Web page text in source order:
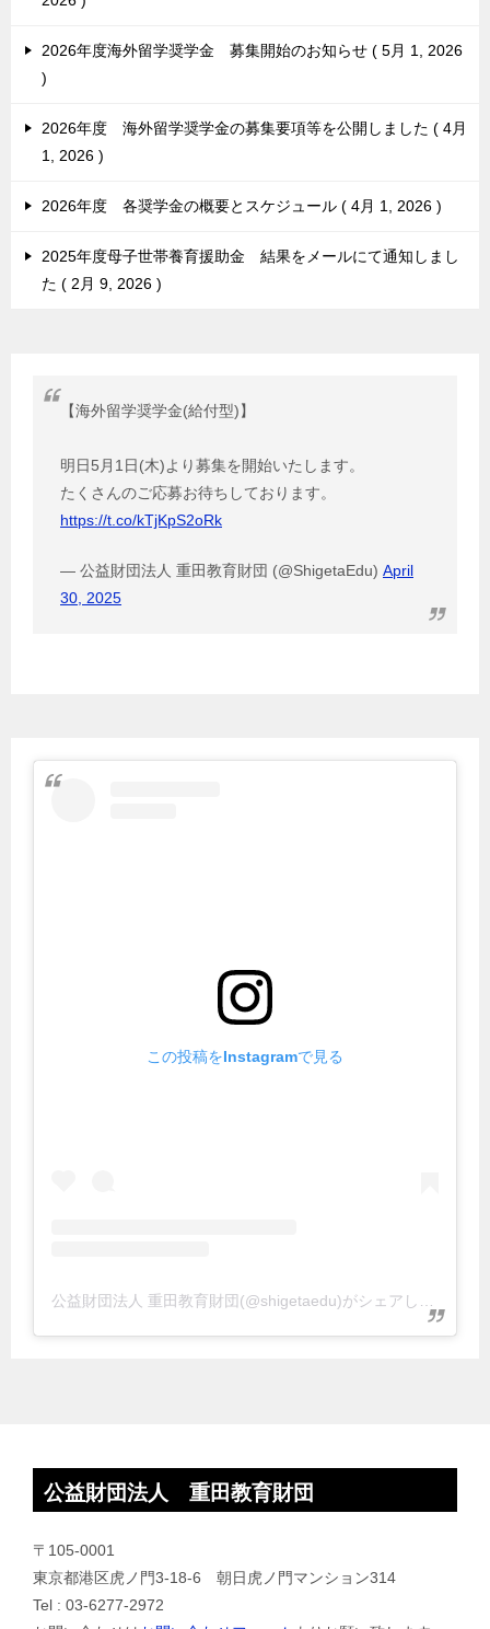
2026年度海外留学奨学金 募集開始のお知らせ 5月 1, 2026
2026年度 海外留学奨学金の募集要項等を公開しました
4月
1, 2026
2026年度 各奨学金の概要とスケジュール 4月 1, 2026
2025年度母子世帯養育援助金 結果をメールにて通知しまし
た
2月 9, 2026
【海外留学奨学金(給付型)】
明日5月1日(木)より募集を開始いたします。
たくさんのご応募お待ちしております。
https://t.co/kTjKpS2oRk
— 公益財団法人 重田教育財団 (@ShigetaEdu) April
30, 2025
この投稿をInstagramで見る
公益財団法人 重田教育財団
〒105-0001
東京都港区虎ノ門3-18-6 朝日虎ノ門マンション314
Tel : 03-6277-2972